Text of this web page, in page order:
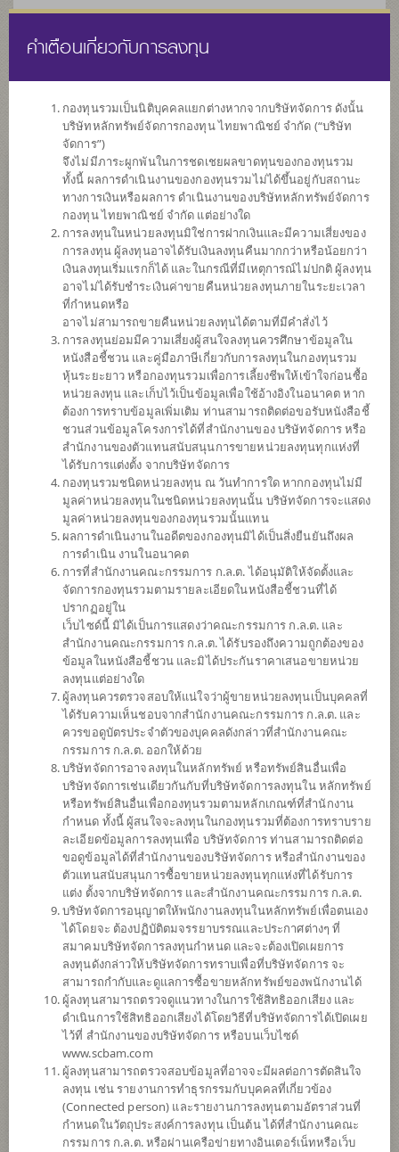
หน้าแรก รายการกองทุน ข้อมูลกองทุน
ค้นหากองทุนดีๆ กับ scbam
กองทุนเปิดไทยพาณิชย์ หุ้นจีนเอแชร์ แอคทีฟ
(ชนิดเพื่อการออม)
SCBASHARES(SSF)
ความเสี่ยงสูง
6
ตั้งแต่ต้นปี
+15.24%
วันที่ 6 สิงหาคม 2569
มีเงินปันผล
มูลค่าหน่วยลงทุน
7.6396
-0.0422
ข้อมูล ณ วันที่ 6 ส.ค. 2569
*ตามสกุลเงินของกองทุน
ข้อมูลสรุป
คำเตือนเกี่ยวกับการลงทุน
กองทุนรวมเป็นนิติบุคคลแยกต่างหากจากบริษัทจัดการ ดังนั้น
บริษัทหลักทรัพย์จัดการกองทุน ไทยพาณิชย์ จำกัด (“บริษัท
จัดการ”)
จึงไม่มีภาระผูกพันในการชดเชยผลขาดทุนของกองทุนรวม
ทั้งนี้ ผลการดำเนินงานของกองทุนรวมไม่ได้ขึ้นอยู่กับสถานะ
ทางการเงินหรือผลการ ดำเนินงานของบริษัทหลักทรัพย์จัดการ
กองทุน ไทยพาณิชย์ จำกัด แต่อย่างใด
การลงทุนในหน่วยลงทุนมิใช่การฝากเงินและมีความเสี่ยงของ
การลงทุน ผู้ลงทุนอาจได้รับเงินลงทุนคืนมากกว่าหรือน้อยกว่า
เงินลงทุนเริ่มแรกก็ได้ และในกรณีที่มีเหตุการณ์ไม่ปกติ ผู้ลงทุน
อาจไม่ได้รับชำระเงินค่าขายคืนหน่วยลงทุนภายในระยะเวลา
ที่กำหนดหรือ
อาจไม่สามารถขายคืนหน่วยลงทุนได้ตามที่มีคำสั่งไว้
การลงทุนย่อมมีความเสี่ยงผู้สนใจลงทุนควรศึกษาข้อมูลใน
หนังสือชี้ชวน และคู่มือภาษีเกี่ยวกับการลงทุนในกองทุนรวม
หุ้นระยะยาว หรือกองทุนรวมเพื่อการเลี้ยงชีพให้เข้าใจก่อนซื้อ
หน่วยลงทุน และเก็บไว้เป็นข้อมูลเพื่อใช้อ้างอิงในอนาคต หาก
ต้องการทราบข้อมูลเพิ่มเติม ท่านสามารถติดต่อขอรับหนังสือชี้
ชวนส่วนข้อมูลโครงการได้ที่สำนักงานของ บริษัทจัดการ หรือ
สำนักงานของตัวแทนสนับสนุนการขายหน่วยลงทุนทุกแห่งที่
ได้รับการแต่งตั้ง จากบริษัทจัดการ
กองทุนรวมชนิดหน่วยลงทุน ณ วันทำการใด หากกองทุนไม่มี
มูลค่าหน่วยลงทุนในชนิดหน่วยลงทุนนั้น บริษัทจัดการจะแสดง
มูลค่าหน่วยลงทุนของกองทุนรวมนั้นแทน
ผลการดำเนินงานในอดีตของกองทุนมิได้เป็นสิ่งยืนยันถึงผล
การดำเนิน งานในอนาคต
การที่สำนักงานคณะกรรมการ ก.ล.ต. ได้อนุมัติให้จัดตั้งและ
จัดการกองทุนรวมตามรายละเอียดในหนังสือชี้ชวนที่ได้
ปรากฏอยู่ใน
เว็บไซด์นี้ มิได้เป็นการแสดงว่าคณะกรรมการ ก.ล.ต. และ
สำนักงานคณะกรรมการ ก.ล.ต. ได้รับรองถึงความถูกต้องของ
ข้อมูลในหนังสือชี้ชวน และมิได้ประกันราคาเสนอขายหน่วย
ลงทุนแต่อย่างใด
ผู้ลงทุนควรตรวจสอบให้แน่ใจว่าผู้ขายหน่วยลงทุนเป็นบุคคลที่
ได้รับความเห็นชอบจากสำนักงานคณะกรรมการ ก.ล.ต. และ
ควรขอดูบัตรประจำตัวของบุคคลดังกล่าวที่สำนักงานคณะ
กรรมการ ก.ล.ต. ออกให้ด้วย
บริษัทจัดการอาจลงทุนในหลักทรัพย์ หรือทรัพย์สินอื่นเพื่อ
บริษัทจัดการเช่นเดียวกันกับที่บริษัทจัดการลงทุนใน หลักทรัพย์
หรือทรัพย์สินอื่นเพื่อกองทุนรวมตามหลักเกณฑ์ที่สำนักงาน
กำหนด ทั้งนี้ ผู้สนใจจะลงทุนในกองทุนรวมที่ต้องการทราบราย
ละเอียดข้อมูลการลงทุนเพื่อ บริษัทจัดการ ท่านสามารถติดต่อ
ขอดูข้อมูลได้ที่สำนักงานของบริษัทจัดการ หรือสำนักงานของ
ตัวแทนสนับสนุนการซื้อขายหน่วยลงทุนทุกแห่งที่ได้รับการ
แต่ง ตั้งจากบริษัทจัดการ และสำนักงานคณะกรรมการ ก.ล.ต.
บริษัทจัดการอนุญาตให้พนักงานลงทุนในหลักทรัพย์เพื่อตนเอง
ได้โดยจะ ต้องปฏิบัติตมจรรยาบรรณและประกาศต่างๆ ที่
สมาคมบริษัทจัดการลงทุนกำหนด และจะต้องเปิดเผยการ
ลงทุนดังกล่าวให้บริษัทจัดการทราบเพื่อที่บริษัทจัดการ จะ
สามารถกำกับและดูแลการซื้อขายหลักทรัพย์ของพนักงานได้
ผู้ลงทุนสามารถตรวจดูแนวทางในการใช้สิทธิออกเสียง และ
ดำเนินการใช้สิทธิออกเสียงได้โดยวิธีที่บริษัทจัดการได้เปิดเผย
ไว้ที่ สำนักงานของบริษัทจัดการ หรือบนเว็บไซด์
www.scbam.com
ผู้ลงทุนสามารถตรวจสอบข้อมูลที่อาจจะมีผลต่อการตัดสินใจ
ลงทุน เช่น รายงานการทำธุรกรรมกับบุคคลที่เกี่ยวข้อง
(Connected person) และรายงานการลงทุนตามอัตราส่วนที่
กำหนดในวัตถุประสงค์การลงทุน เป็นต้น ได้ที่สำนักงานคณะ
กรรมการ ก.ล.ต. หรือผ่านเครือข่ายทางอินเตอร์เน็ทหรือเว็บ